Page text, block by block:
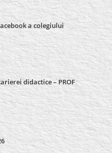
a colegiului
didactice – PROF